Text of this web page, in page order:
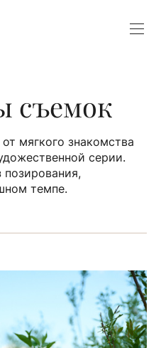
съемок
мягкого знакомства
серии.
позирования,
темпе.